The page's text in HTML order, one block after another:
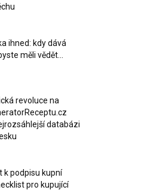
ihned: kdy dává
měli vědět...
revoluce na
databázi
k podpisu kupní
pro kupující